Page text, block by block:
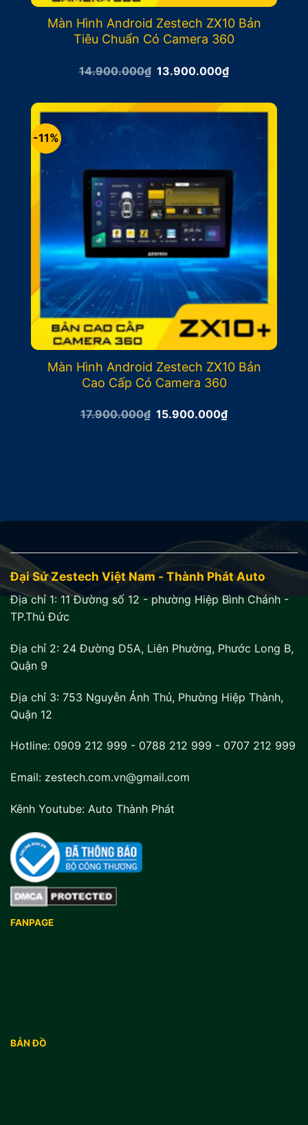
Màn Hình Android Zestech ZX10 Bản
Tiêu Chuẩn Có Camera 360
14.900.000₫ Giá
14.900.000₫.
13.900.000₫Giá
là:
13.900.000₫.
-11%
Màn Hình Android Zestech ZX10 Bản
Cao Cấp Có Camera 360
17.900.000₫ Giá
15.900.000₫Giá
Đại Sứ Zestech Việt Nam - Thành Phát Auto
Địa chỉ 1: 11 Đường số 12 - phường Hiệp Bình Chánh -
TP.Thủ Đức
Địa chỉ 2: 24 Đường D5A, Liên Phường, Phước Long B,
Quận 9
Địa chỉ 3: 753 Nguyễn Ảnh Thủ, Phường Hiệp Thành,
Quận 12
Hotline: 0909 212 999 - 0788 212 999 - 0707 212 999
Email: zestech.com.vn@gmail.com
Kênh Youtube: Auto Thành Phát
FANPAGE
BẢN ĐỒ